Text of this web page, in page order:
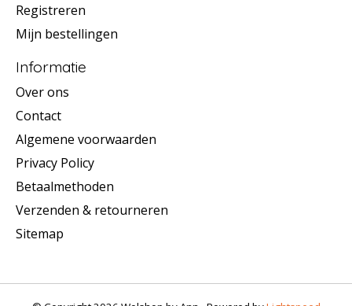
Registreren
Mijn bestellingen
Informatie
Over ons
Contact
Algemene voorwaarden
Privacy Policy
Betaalmethoden
Verzenden & retourneren
Sitemap